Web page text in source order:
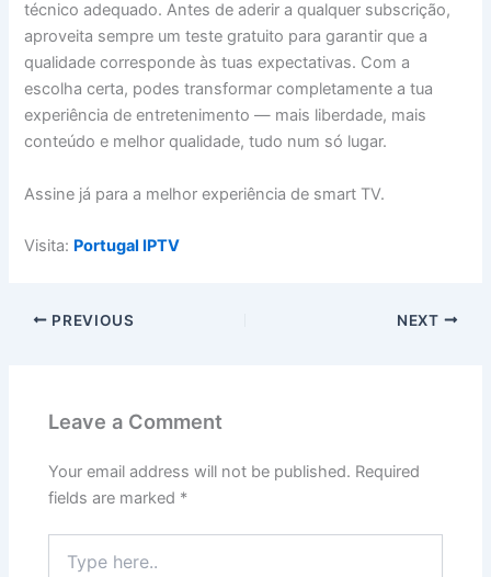
técnico adequado. Antes de aderir a qualquer subscrição,
aproveita sempre um teste gratuito para garantir que a
qualidade corresponde às tuas expectativas. Com a
escolha certa, podes transformar completamente a tua
experiência de entretenimento — mais liberdade, mais
conteúdo e melhor qualidade, tudo num só lugar.
Assine já para a melhor experiência de smart TV.
Visita: Portugal IPTV
PREVIOUS NEXT
Leave a Comment
Your email address will not be published. Required
fields are marked *
here..